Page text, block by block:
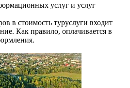
услуг и услуг
в стоимость туруслуги входит
Как правило, оплачивается в